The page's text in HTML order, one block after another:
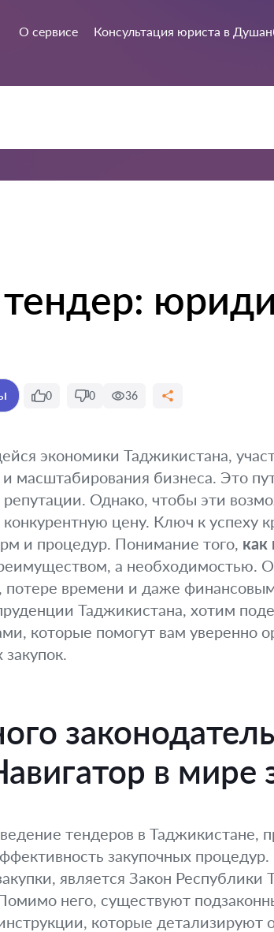
О сервисе Консультация юриста в
0 0 36
экономики Таджикистана,
масштабирования бизнеса. Это
Однако, чтобы эти
цену. Ключ к успеху
и процедур. Понимание того, как
а необходимостью.
потере времени и даже
Таджикистана, хотим
которые помогут вам уверенно
в мире
тендеров в Таджикистане,
закупочных
является Закон Республики
него, существуют
которые детализируют